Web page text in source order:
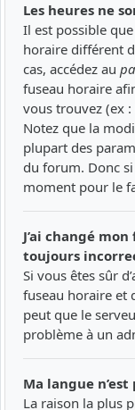
Les heures ne
Il est possible
horaire différent
cas, accédez au
fuseau horaire
vous trouvez (ex :
Notez que la
plupart des
du forum. Donc si
moment pour le
J’ai changé
toujours
Si vous êtes sûr
fuseau horaire et
peut que le
problème à un
Ma langue
La raison la plus